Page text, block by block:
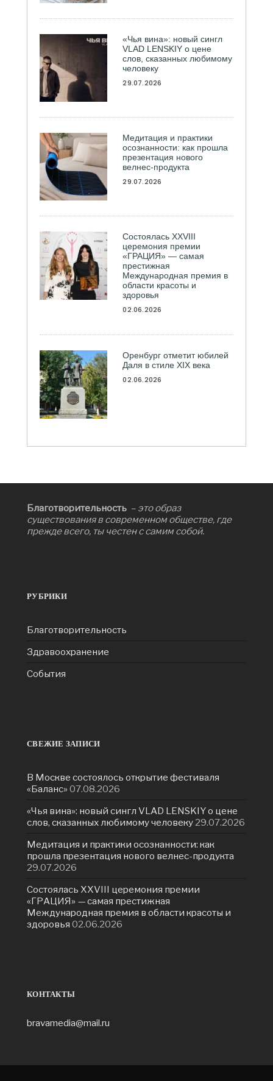
«Чья вина»: новый сингл
VLAD LENSKIY о цене
слов, сказанных любимому
человеку
29.07.2026
Медитация и практики
осознанности: как прошла
презентация нового
велнес-продукта
29.07.2026
Состоялась ХXVIII
церемония премии
«ГРАЦИЯ» — самая
престижная
Международная премия в
области красоты и
здоровья
02.06.2026
Оренбург отметит юбилей
Даля в стиле XIX века
02.06.2026
Благотворительность – это образ
существования в современном обществе, где
прежде всего, ты честен с самим собой.
РУБРИКИ
Благотворительность
Здравоохранение
События
СВЕЖИЕ ЗАПИСИ
В Москве состоялось открытие фестиваля
«Баланс» 07.08.2026
«Чья вина»: новый сингл VLAD LENSKIY о цене
слов, сказанных любимому человеку 29.07.2026
Медитация и практики осознанности: как
прошла презентация нового велнес-продукта
29.07.2026
Состоялась ХXVIII церемония премии
«ГРАЦИЯ» — самая престижная
Международная премия в области красоты и
здоровья 02.06.2026
КОНТАКТЫ
bravamedia@mail.ru